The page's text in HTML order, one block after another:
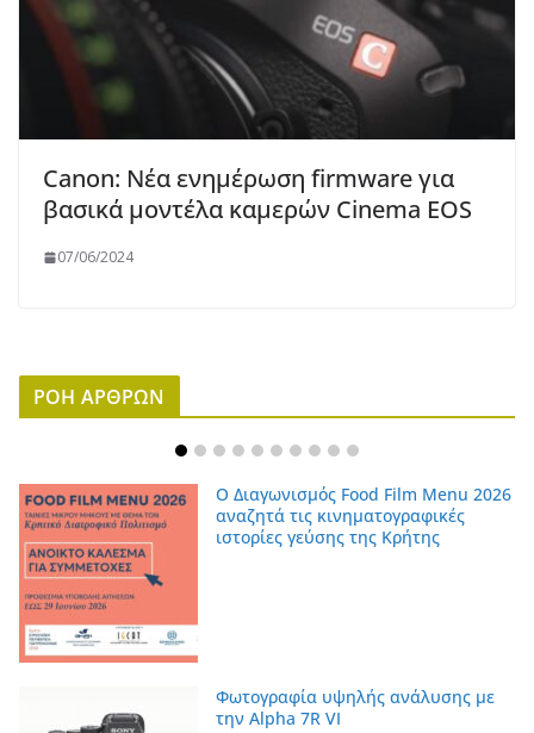
Canon: Νέα ενημέρωση firmware για
βασικά μοντέλα καμερών Cinema EOS
07/06/2024
ΡΟΗ ΑΡΘΡΩΝ
Ο Διαγωνισμός Food Film Menu 2026
αναζητά τις κινηματογραφικές
ιστορίες γεύσης της Κρήτης
Φωτογραφία υψηλής ανάλυσης με
την Alpha 7R VI